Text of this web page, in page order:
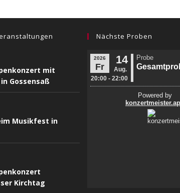
mit
Gossensaß
Musikfest in
Kirchtag
Nächste Proben